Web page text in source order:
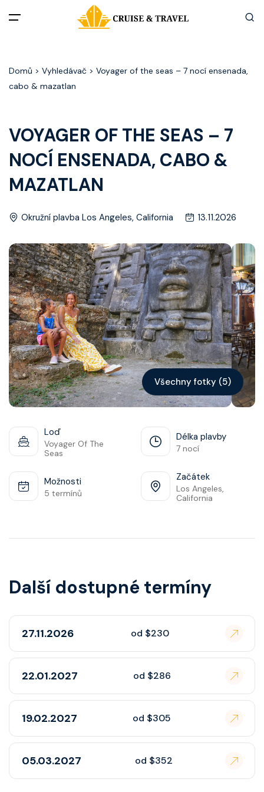
Akční nabídky
Zážitky z plaveb
Užitečné informace
Články
Kontakt
Vyhledat plavbu
Domů > Vyhledávač > Voyager of the seas – 7 nocí ensenada,
cabo & mazatlan
VOYAGER OF THE SEAS – 7
NOCÍ ENSENADA, CABO &
MAZATLAN
Okružní plavba Los Angeles, California 13.11.2026
Všechny fotky (5)
Loď
Voyager Of The
Seas
Délka plavby
7 nocí
Možnosti
5 termínů
Začátek
Los Angeles,
California
Další dostupné termíny
27.11.2026 od $230
22.01.2027 od $286
19.02.2027 od $305
05.03.2027 od $352